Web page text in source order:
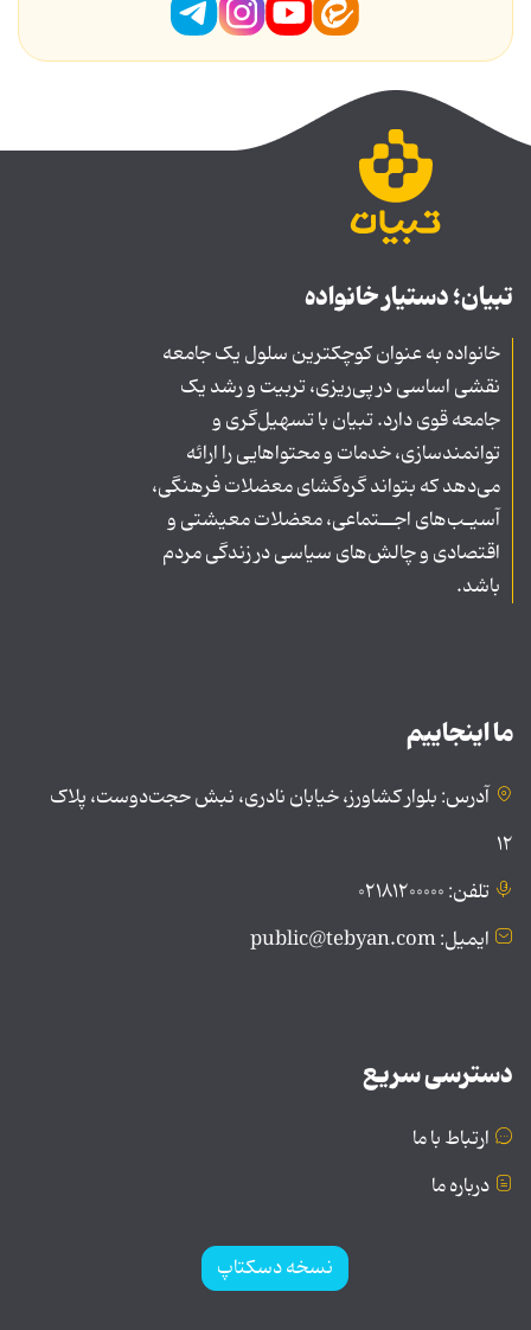
تبیان؛ دستیار خانواده
خانواده به عنوان کوچکترین سلول یک جامعه
نقشی اساسی در پی‌ریزی، تربیت و رشد یک
جامعه قوی دارد. تبیان با تسهیل‌گری و
توانمندسازی، خدمات و محتواهایی را ارائه
می‌دهد که بتواند گره‌گشای معضلات فرهنگی،
آسیـب‌های اجــتماعی، معضلات معیشتی و
اقتصادی و چالش‌های سیاسی در زندگی مردم
باشد.
ما اینجاییم
آدرس: بلوار کشاورز، خیابان نادری، نبش حجت‌دوست، پلاک
۱۲
تلفن: ۰۲۱۸۱۲۰۰۰۰۰
ایمیل: public@tebyan.com
دسترسی سریع
ارتباط با ما
درباره ما
نسخه دسکتاپ